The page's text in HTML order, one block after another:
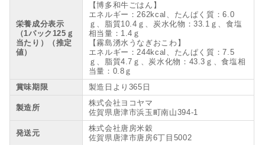
栄養成分表示
（1パック125ｇ
当たり）（推定
値）
【博多和牛ごはん】
エネルギー：262kcal、たんぱく質：6.0
ｇ、脂質10.4ｇ、炭水化物：33.1ｇ、食塩
相当量：1.4ｇ
【霧島湧水うなぎおこわ】
エネルギー：244kcal、たんぱく質：7.5
ｇ、脂質4.7ｇ、炭水化物：43.3ｇ、食塩相
当量：0.8ｇ
賞味期限
製造日より365日
製造所
株式会社ヨコヤマ
佐賀県唐津市浜玉町南山394-1
発送元
株式会社唐房米穀
佐賀県唐津市唐房6丁目5002